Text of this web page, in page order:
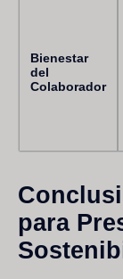
Bienestar
del
Colaborador
para